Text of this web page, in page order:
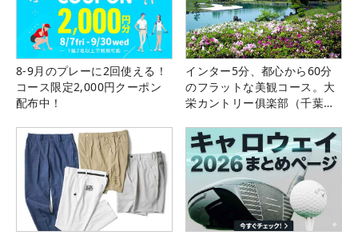
8-9月のプレーに2回使える！
コース限定2,000円クーポン
配布中！
インター5分、都心から60分
のフラットな美観コース。大
栄カントリー俱楽部（千葉